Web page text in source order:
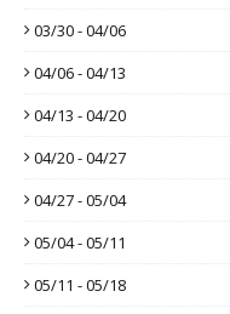
03/30 - 04/06
04/06 - 04/13
04/13 - 04/20
04/20 - 04/27
04/27 - 05/04
05/04 - 05/11
05/11 - 05/18